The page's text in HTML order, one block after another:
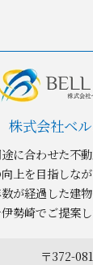
株式会社ベ
に合わせた不
上を目指しな
が経過した建
勢崎でご提案し
〒372-